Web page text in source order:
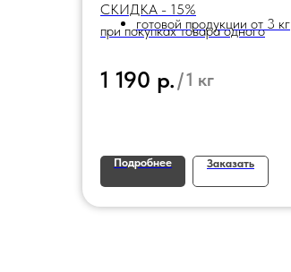
СКИДКА - 15%
при покупках товара одного
готовой продукции от 3 кг
1 190 р. /1 кг
Подробнее Заказать